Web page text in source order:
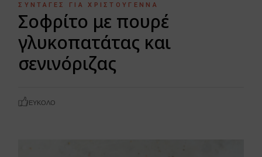
ΣΥΝΤΑΓΈΣ ΓΙΑ ΧΡΙΣΤΟΎΓΕΝΝΑ
Σοφρίτο με πουρέ
γλυκοπατάτας και
σενινόριζας
ΕΎΚΟΛΟ